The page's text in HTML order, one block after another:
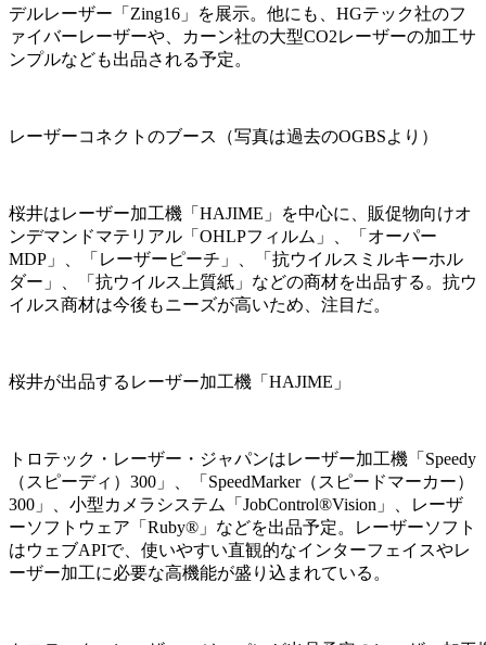
デルレーザー「Zing16」を展示。他にも、HGテック社のフ
ァイバーレーザーや、カーン社の大型CO2レーザーの加工サ
ンプルなども出品される予定。
レーザーコネクトのブース（写真は過去のOGBSより）
桜井はレーザー加工機「HAJIME」を中心に、販促物向けオ
ンデマンドマテリアル「OHLPフィルム」、「オーパー
MDP」、「レーザーピーチ」、「抗ウイルスミルキーホル
ダー」、「抗ウイルス上質紙」などの商材を出品する。抗ウ
イルス商材は今後もニーズが高いため、注目だ。
桜井が出品するレーザー加工機「HAJIME」
トロテック・レーザー・ジャパンはレーザー加工機「Speedy
（スピーディ）300」、「SpeedMarker（スピードマーカー）
300」、小型カメラシステム「JobControl®Vision」、レーザ
ーソフトウェア「Ruby®」などを出品予定。レーザーソフト
はウェブAPIで、使いやすい直観的なインターフェイスやレ
ーザー加工に必要な高機能が盛り込まれている。